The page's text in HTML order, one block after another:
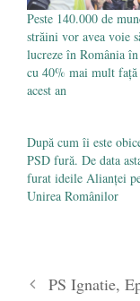
Peste 140.000 de
străini vor avea voie
lucreze în România
cu 40% mai mult față
acest an
După cum îi este
PSD fură. De data
furat ideile Alianței
Unirea Românilor
PS Ignatie,